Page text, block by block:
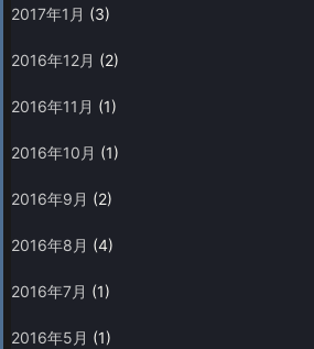
2017年1月 (3)
2016年12月 (2)
2016年11月 (1)
2016年10月 (1)
2016年9月 (2)
2016年8月 (4)
2016年7月 (1)
2016年5月 (1)